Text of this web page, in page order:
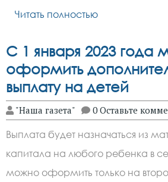
Читать полностью
С 1 января 2023 года
оформить
выплату на детей
"Наша газета" 0 Оставьте
Выплата будет назначаться из
капитала на любого ребенка в
можно оформить только на